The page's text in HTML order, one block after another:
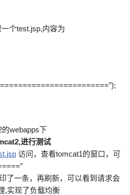
个test.jsp,内容为
);
webapps下
进行测试
访问，查看tomcat1的窗口，可
了一条，再刷新，可以看到请求会
,实现了负载均衡